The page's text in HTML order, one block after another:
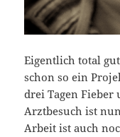
Eigentlich total
schon so ein
drei Tagen Fieber
Arztbesuch ist
Arbeit ist auch